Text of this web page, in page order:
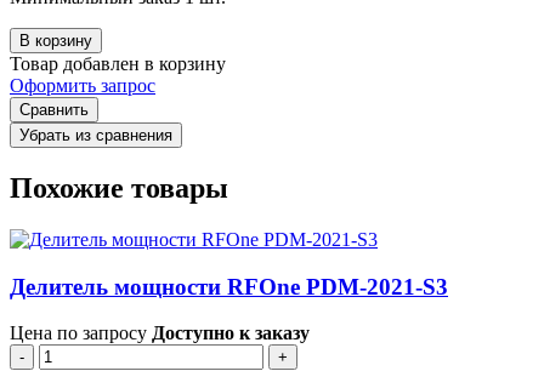
В корзину
Товар добавлен в корзину
Оформить запрос
Сравнить
Убрать из сравнения
Похожие товары
Делитель мощности RFOne PDM-2021-S3
Цена по запросу Доступно к заказу
-
+